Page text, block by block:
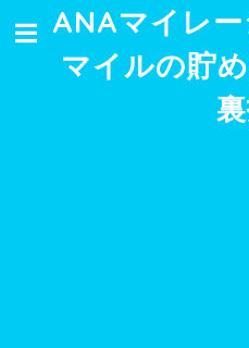
ANAマイレ
マイルの貯